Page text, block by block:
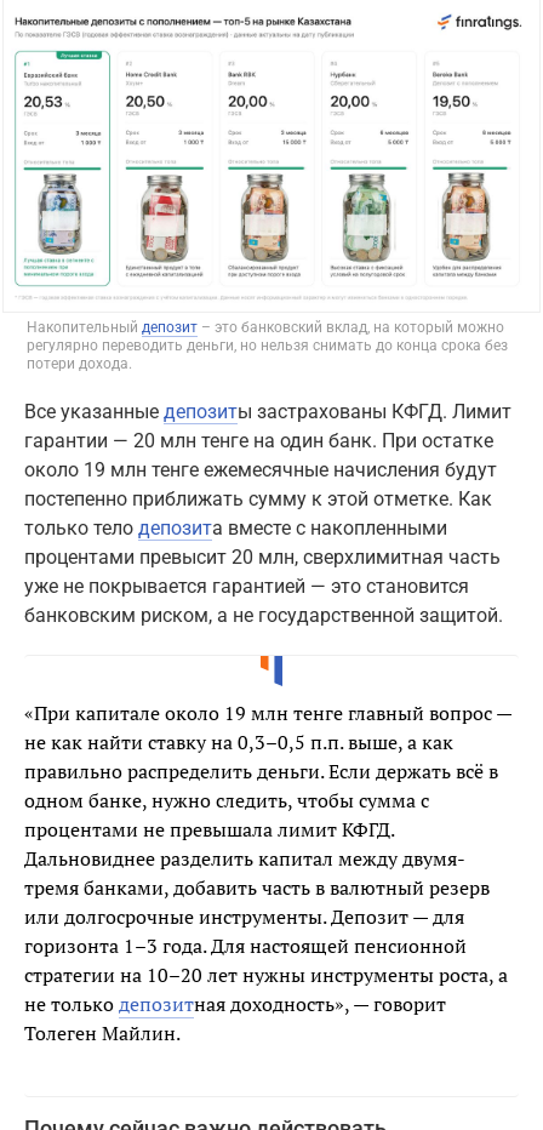
Накопительный депозит – это банковский вклад, на который можно
регулярно переводить деньги, но нельзя снимать до конца срока без
потери дохода.
Все указанные депозиты застрахованы КФГД. Лимит
гарантии — 20 млн тенге на один банк. При остатке
около 19 млн тенге ежемесячные начисления будут
постепенно приближать сумму к этой отметке. Как
только тело депозита вместе с накопленными
процентами превысит 20 млн, сверхлимитная часть
уже не покрывается гарантией — это становится
банковским риском, а не государственной защитой.
«При капитале около 19 млн тенге главный вопрос —
не как найти ставку на 0,3–0,5 п.п. выше, а как
правильно распределить деньги. Если держать всё в
одном банке, нужно следить, чтобы сумма с
процентами не превышала лимит КФГД.
Дальновиднее разделить капитал между двумя-
тремя банками, добавить часть в валютный резерв
или долгосрочные инструменты. Депозит — для
горизонта 1–3 года. Для настоящей пенсионной
стратегии на 10–20 лет нужны инструменты роста, а
не толькодепозитная доходность», — говорит
Толеген Майлин.